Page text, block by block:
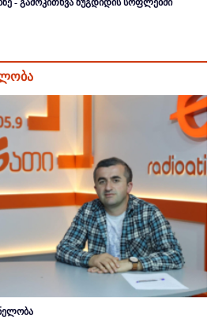
- გამოკითხვა ზუგდიდის სოფლებში